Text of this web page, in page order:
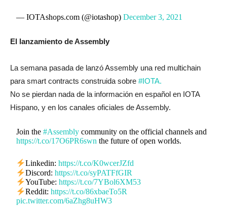
— IOTAshops.com (@iotashop)December 3, 2021
El lanzamiento de Assembly
La semana pasada de lanzó Assembly una red multichain
para smart contracts construida sobre #IOTA.
No se pierdan nada de la información en español en IOTA
Hispano, y en los canales oficiales de Assembly.
Join the#Assembly community on the official channels and
https://t.co/17O6PR6swn the future of open worlds.
Linkedin:https://t.co/K0wcerJZfd
Discord:https://t.co/syPATFfGIR
YouTube:https://t.co/7YBol6XM53
Reddit:https://t.co/86xbaeTo5R
pic.twitter.com/6aZhg8uHW3